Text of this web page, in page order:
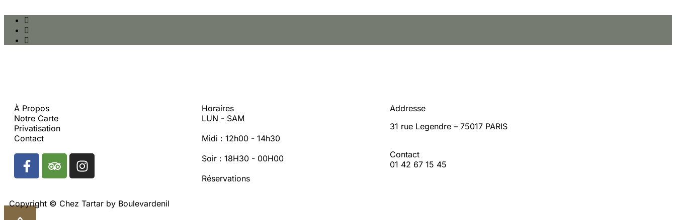
À Propos
Notre Carte
Privatisation
Contact
Horaires
LUN - SAM
Midi : 12h00 - 14h30
Soir : 18H30 - 00H00
Réservations
Addresse
31 rue Legendre – 75017 PARIS
Contact
01 42 67 15 45
Copyright © Chez Tartar by Boulevardenil